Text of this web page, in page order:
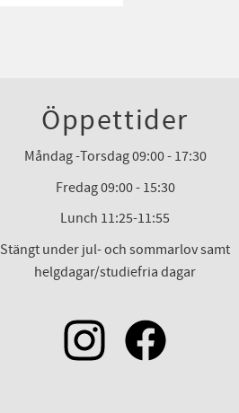
Öppettider
Måndag -Torsdag 09:00 - 17:30
Fredag 09:00 - 15:30
Lunch 11:25-11:55
Stängt under jul- och sommarlov samt
helgdagar/studiefria dagar